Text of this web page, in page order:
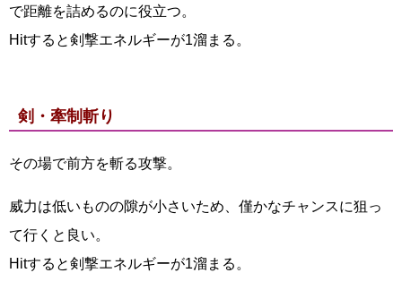
で距離を詰めるのに役立つ。
Hitすると剣撃エネルギーが1溜まる。
剣・牽制斬り
その場で前方を斬る攻撃。
威力は低いものの隙が小さいため、僅かなチャンスに狙っ
て行くと良い。
Hitすると剣撃エネルギーが1溜まる。